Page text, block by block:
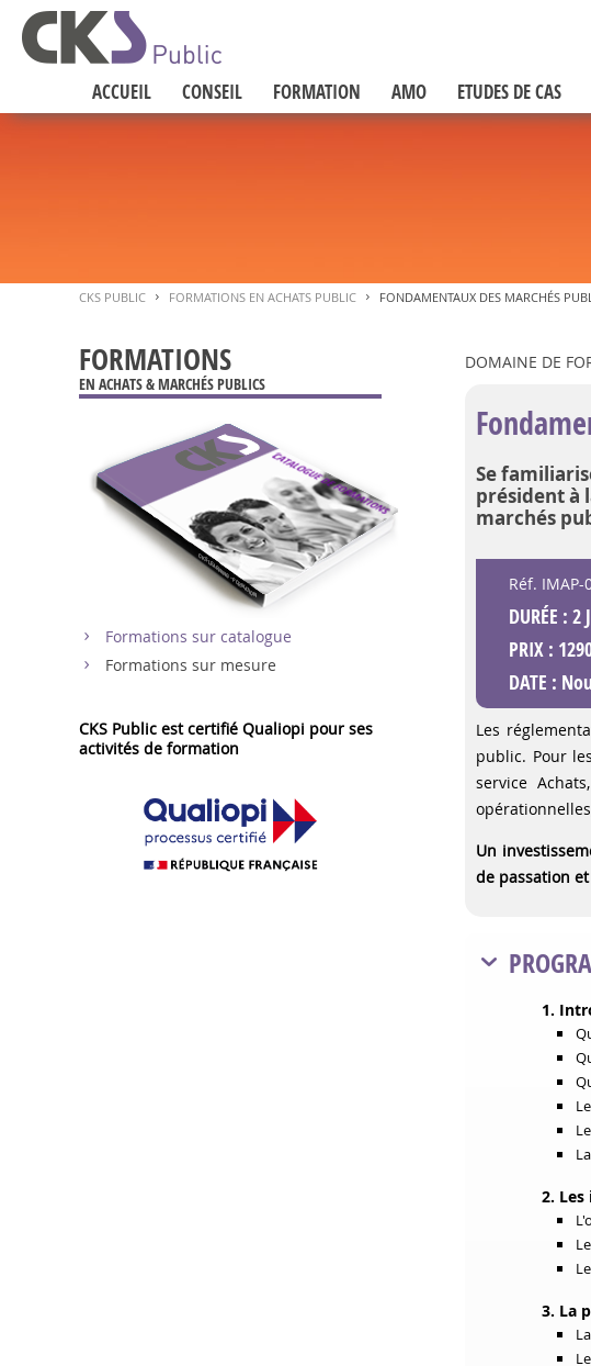
ACCUEIL CONSEIL FORMATION AMO ETUDES DE CAS
CKS PUBLIC > FORMATIONS EN ACHATS PUBLIC > FONDAMENTAUX DES MARCHÉS
FORMATIONS
EN ACHATS & MARCHÉS PUBLICS
Formations sur catalogue
Formations sur mesure
CKS Public est certifié Qualiopi pour ses
activités de formation
DOMAINE DE
Se
président à
marchés
Réf. IMAP-
DURÉE :
PRIX :
DATE :
Les
public. Pour
service
Un
de passation
1.
2.
3. La